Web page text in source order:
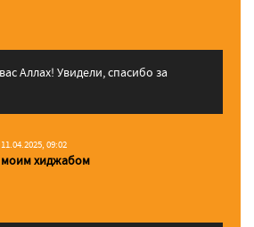
Аллаx! Увидели, спасибо за
11.04.2025, 09:02
моим хиджабом